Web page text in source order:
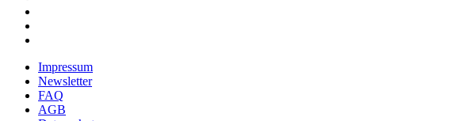
Impressum
Newsletter
FAQ
AGB